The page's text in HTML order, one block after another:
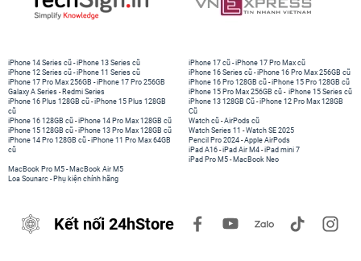
iPhone 14 Series cũ -iPhone 13 Series cũ
iPhone 12 Series cũ -iPhone 11 Series cũ
iPhone 17 Pro Max 256GB -iPhone 17 Pro 256GB
Galaxy A Series - Redmi Series
iPhone 17 cũ -iPhone 17 Pro Max cũ
iPhone 16 Series cũ - iPhone 16 Pro Max 256GB cũ
iPhone 16 Pro 128GB cũ -iPhone 15 Pro 128GB cũ
iPhone 15 Pro Max 256GB cũ - iPhone 15 Series cũ
iPhone 16 Plus 128GB cũ -iPhone 15 Plus 128GB
cũ
iPhone 16 128GB cũ -iPhone 14 Pro Max 128GB cũ
iPhone 15 128GB cũ -iPhone 13 Pro Max 128GB cũ
iPhone 14 Pro 128GB cũ -iPhone 11 Pro Max 64GB
cũ
iPhone 13 128GB Cũ -iPhone 12 Pro Max 128GB
Cũ
Watch cũ -AirPods cũ
Watch Series 11 -Watch SE 2025
Pencil Pro 2024 -Apple AirPods
iPad A16 -iPad Air M4 -iPad mini 7
iPad Pro M5 - MacBook Neo
MacBook Pro M5 - MacBook Air M5
Loa Sounarc - Phụ kiện chính hãng
Kết nối 24hStore